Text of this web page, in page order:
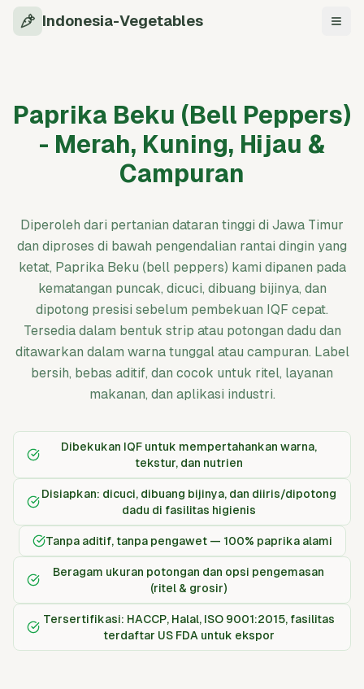
Indonesia-Vegetables
Paprika Beku (Bell Peppers)
- Merah, Kuning, Hijau &
Campuran
Diperoleh dari pertanian dataran tinggi di Jawa Timur
dan diproses di bawah pengendalian rantai dingin yang
ketat, Paprika Beku (bell peppers) kami dipanen pada
kematangan puncak, dicuci, dibuang bijinya, dan
dipotong presisi sebelum pembekuan IQF cepat.
Tersedia dalam bentuk strip atau potongan dadu dan
ditawarkan dalam warna tunggal atau campuran. Label
bersih, bebas aditif, dan cocok untuk ritel, layanan
makanan, dan aplikasi industri.
Dibekukan IQF untuk mempertahankan warna,
tekstur, dan nutrien
Disiapkan: dicuci, dibuang bijinya, dan diiris/dipotong
dadu di fasilitas higienis
Tanpa aditif, tanpa pengawet — 100% paprika alami
Beragam ukuran potongan dan opsi pengemasan
(ritel & grosir)
Tersertifikasi: HACCP, Halal, ISO 9001:2015, fasilitas
terdaftar US FDA untuk ekspor